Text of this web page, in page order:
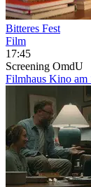
Bitteres Fest
Film
17:45
Screening OmdU
Filmhaus Kino am